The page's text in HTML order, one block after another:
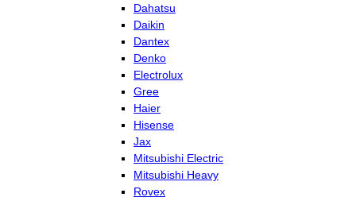
Dahatsu
Daikin
Dantex
Denko
Electrolux
Gree
Haier
Hisense
Jax
Mitsubishi Electric
Mitsubishi Heavy
Rovex